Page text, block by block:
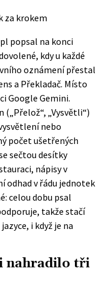
za krokem
popsal na konci
kdy u každé
oznámení přestal
a Překladač. Místo
Google Gemini.
„Vysvětli“)
nebo
počet ušetřených
sečtou desítky
nápisy v
odhad v řádu jednotek
celou dobu psal
takže stačí
i když je na
nahradilo tři